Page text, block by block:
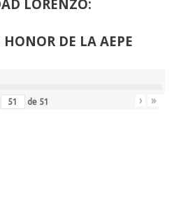
LORENZO:
DE LA AEPE
de 51 › »